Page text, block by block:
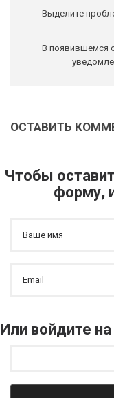
Выделите
В появившемся
ОСТАВИТЬ
Чтобы
форму,
Или войдите на